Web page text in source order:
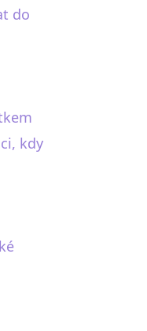
do
kdy